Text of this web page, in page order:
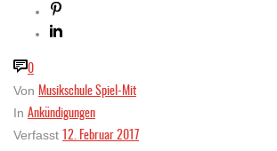
0
Von Musikschule Spiel-Mit
In Ankündigungen
Verfasst 12. Februar 2017